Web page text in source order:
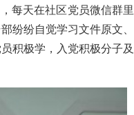
每天在社区党员微信群里
纷纷自觉学习文件原文、
积极学，入党积极分子及